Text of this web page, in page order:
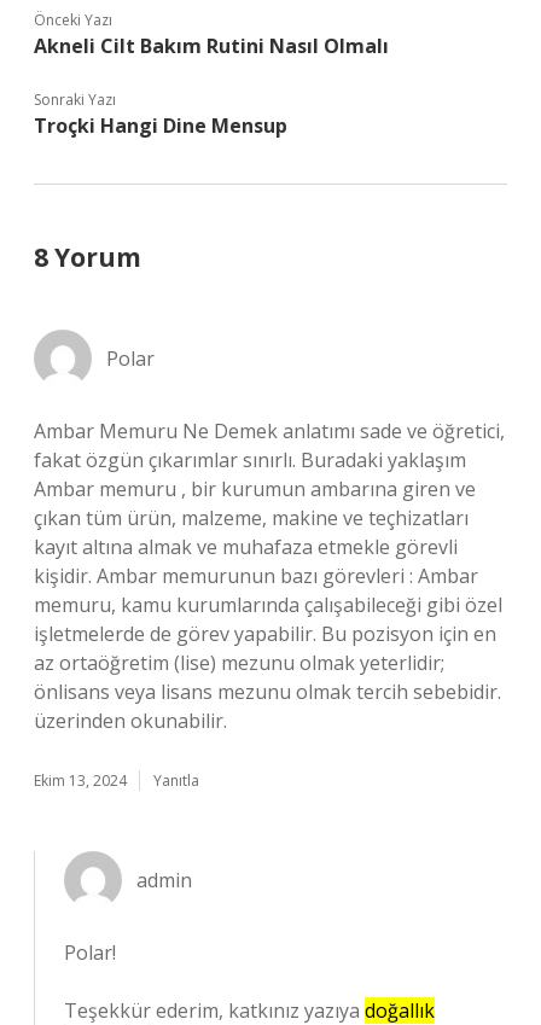
Önceki Yazı
Akneli Cilt Bakım Rutini Nasıl Olmalı
Sonraki Yazı
Troçki Hangi Dine Mensup
8 Yorum
Polar
Ambar Memuru Ne Demek anlatımı sade ve öğretici,
fakat özgün çıkarımlar sınırlı. Buradaki yaklaşım
Ambar memuru , bir kurumun ambarına giren ve
çıkan tüm ürün, malzeme, makine ve teçhizatları
kayıt altına almak ve muhafaza etmekle görevli
kişidir. Ambar memurunun bazı görevleri : Ambar
memuru, kamu kurumlarında çalışabileceği gibi özel
işletmelerde de görev yapabilir. Bu pozisyon için en
az ortaöğretim (lise) mezunu olmak yeterlidir;
önlisans veya lisans mezunu olmak tercih sebebidir.
üzerinden okunabilir.
Ekim 13, 2024 Yanıtla
admin
Polar!
Teşekkür ederim, katkınız yazıya doğallık